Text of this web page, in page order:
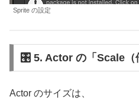
Sprite の設定
🎛 5. Actor の「Scale（
Actor のサイズは、